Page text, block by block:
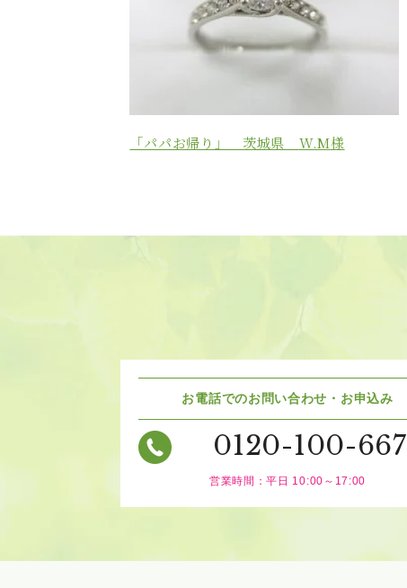
「パパお帰り」 茨城県 W.M様
お電話でのお問い合わせ・お申込み
0120-100-667
営業時間：平日 10:00～17:00